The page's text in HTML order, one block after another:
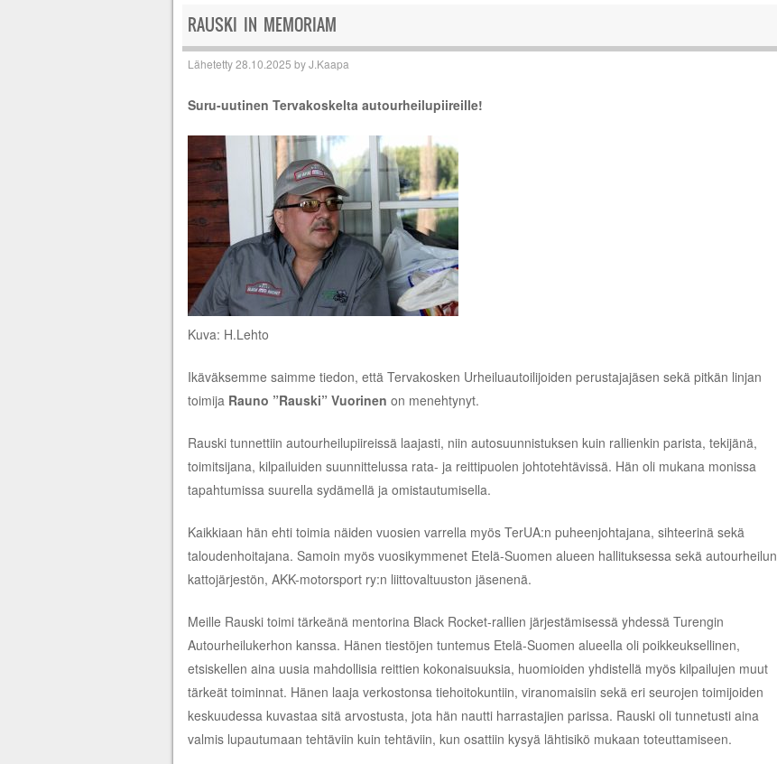
RAUSKI IN MEMORIAM
Lähetetty28.10.2025 byJ.Kaapa
Suru-uutinen Tervakoskelta autourheilupiireille!
Kuva: H.Lehto
Ikäväksemme saimme tiedon, että Tervakosken Urheiluautoilijoiden perustajajäsen sekä pitkän linjan
toimija Rauno ”Rauski” Vuorinen on menehtynyt.
Rauski tunnettiin autourheilupiireissä laajasti, niin autosuunnistuksen kuin rallienkin parista, tekijänä,
toimitsijana, kilpailuiden suunnittelussa rata- ja reittipuolen johtotehtävissä. Hän oli mukana monissa
tapahtumissa suurella sydämellä ja omistautumisella.
Kaikkiaan hän ehti toimia näiden vuosien varrella myös TerUA:n puheenjohtajana, sihteerinä sekä
taloudenhoitajana. Samoin myös vuosikymmenet Etelä-Suomen alueen hallituksessa sekä autourheilun
kattojärjestön, AKK-motorsport ry:n liittovaltuuston jäsenenä.
Meille Rauski toimi tärkeänä mentorina Black Rocket-rallien järjestämisessä yhdessä Turengin
Autourheilukerhon kanssa. Hänen tiestöjen tuntemus Etelä-Suomen alueella oli poikkeuksellinen,
etsiskellen aina uusia mahdollisia reittien kokonaisuuksia, huomioiden yhdistellä myös kilpailujen muut
tärkeät toiminnat. Hänen laaja verkostonsa tiehoitokuntiin, viranomaisiin sekä eri seurojen toimijoiden
keskuudessa kuvastaa sitä arvostusta, jota hän nautti harrastajien parissa. Rauski oli tunnetusti aina
valmis lupautumaan tehtäviin kuin tehtäviin, kun osattiin kysyä lähtisikö mukaan toteuttamiseen.